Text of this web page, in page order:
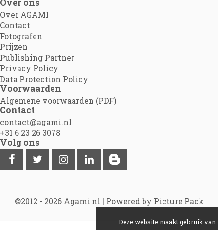
Over ons
Over AGAMI
Contact
Fotografen
Prijzen
Publishing Partner
Privacy Policy
Data Protection Policy
Voorwaarden
Algemene voorwaarden (PDF)
Contact
contact@agami.nl
+31 6 23 26 3078
Volg ons
©2012 - 2026 Agami.nl | Powered by Picture Pack
Deze website maakt gebruik van